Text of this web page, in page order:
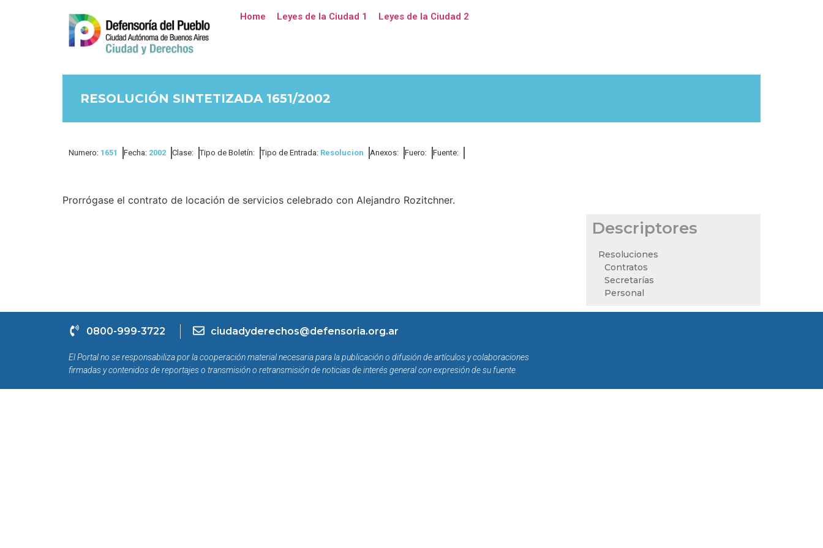
Home Leyes de la Ciudad 1 Leyes de la Ciudad 2
RESOLUCIÓN SINTETIZADA 1651/2002
Numero: 1651 Fecha: 2002 Clase: Tipo de Boletín: Tipo de Entrada: Resolucion Anexos: Fuero: Fuente:
Prorrógase el contrato de locación de servicios celebrado con Alejandro Rozitchner.
Descriptores
Resoluciones
Contratos
Secretarías
Personal
0800-999-3722 ciudadyderechos@defensoria.org.ar
El Portal no se responsabiliza por la cooperación material necesaria para la publicación o difusión de artículos y colaboraciones
firmadas y contenidos de reportajes o transmisión o retransmisión de noticias de interés general con expresión de su fuente.